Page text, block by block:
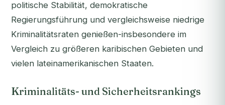
politische Stabilität, demokratische
Regierungsführung und vergleichsweise niedrige
Kriminalitätsraten genießen-insbesondere im
Vergleich zu größeren karibischen Gebieten und
vielen lateinamerikanischen Staaten.
Kriminalitäts- und Sicherheitsrankings